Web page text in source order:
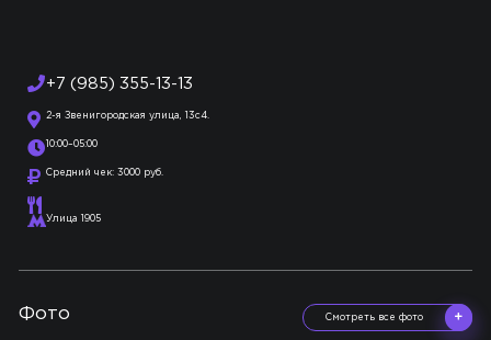
+7 (985) 355-13-13
2-я Звенигородская улица, 13с4.
10:00–05:00
Средний чек: 3000 руб.
Улица 1905
Фото Смотреть все фото